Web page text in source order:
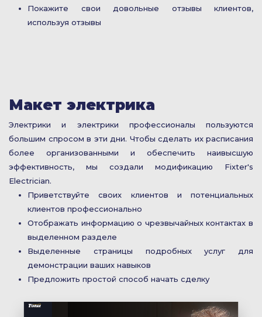
Покажите свои довольные отзывы клиентов,
используя отзывы
Макет электрика
Электрики и электрики профессионалы пользуются
большим спросом в эти дни. Чтобы сделать их расписания
более организованными и обеспечить наивысшую
эффективность, мы создали модификацию Fixter's
Electrician.
Приветствуйте своих клиентов и потенциальных
клиентов профессионально
Отображать информацию о чрезвычайных контактах в
выделенном разделе
Выделенные страницы подробных услуг для
демонстрации ваших навыков
Предложить простой способ начать сделку